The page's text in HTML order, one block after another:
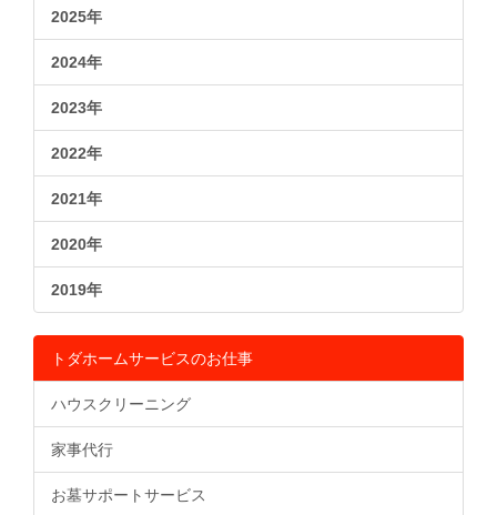
2025年
2024年
2023年
2022年
2021年
2020年
2019年
トダホームサービスのお仕事
ハウスクリーニング
家事代行
お墓サポートサービス